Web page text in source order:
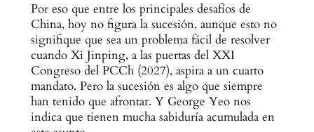
Por eso que entre los principales desafíos de
China, hoy no figura la sucesión, aunque esto no
signifique que sea un problema fácil de resolver
cuando Xi Jinping, a las puertas del XXI
Congreso del PCCh (2027), aspira a un cuarto
mandato. Pero la sucesión es algo que siempre
han tenido que afrontar. Y George Yeo nos
indica que tienen mucha sabiduría acumulada en